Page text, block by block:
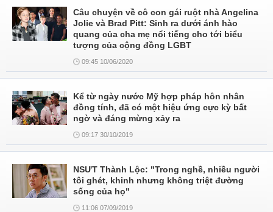
Câu chuyện về cô con gái ruột nhà Angelina
Jolie và Brad Pitt: Sinh ra dưới ánh hào
quang của cha mẹ nổi tiếng cho tới biểu
tượng của cộng đồng LGBT
09:45 10/06/2020
Kể từ ngày nước Mỹ hợp pháp hôn nhân
đồng tính, đã có một hiệu ứng cực kỳ bất
ngờ và đáng mừng xảy ra
09:17 30/10/2019
NSƯT Thành Lộc: "Trong nghề, nhiều người
tôi ghét, khinh nhưng không triệt đường
sống của họ"
11:06 07/09/2019